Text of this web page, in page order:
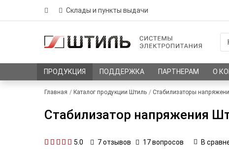
Склады и пункты выдачи
ПРОДУКЦИЯ ПОДДЕРЖКА ПАРТНЕРАМ О
Главная Каталог продукции Штиль Стабилизаторы
Стабилизатор напряжения
5.0 7отзывов 17 вопросов В